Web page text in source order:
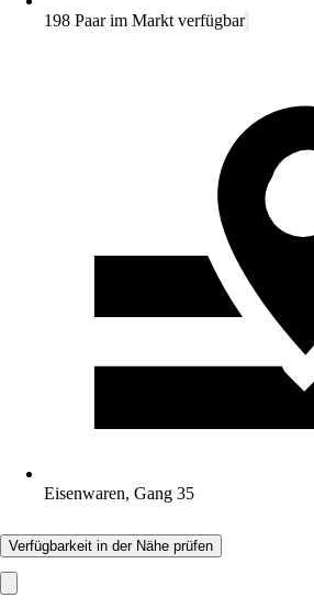
198 Paar im Markt verfügbar
Eisenwaren, Gang 35
Verfügbarkeit in der Nähe prüfen